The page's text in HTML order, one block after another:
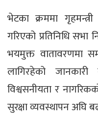
भेटका क्रममा
गरिएको प्रतिनिधि सभा
भयमुक्त वातावरणमा
लागिरहेको
विश्वसनीयता र
सुरक्षा व्यवस्थापन अघि